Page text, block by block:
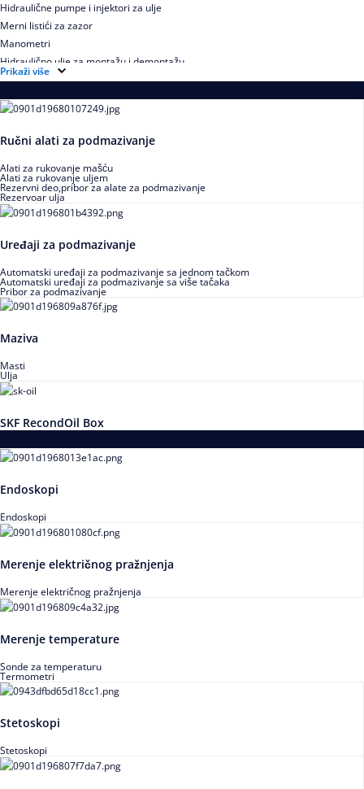
Hidraulične pumpe i injektori za ulje
Merni listići za zazor
Manometri
Hidraulično ulje za montažu i demontažu
Prikaži više
Ručni alati za podmazivanje
Alati za rukovanje mašću
Alati za rukovanje uljem
Rezervni deo,pribor za alate za podmazivanje
Rezervoar ulja
Uređaji za podmazivanje
Automatski uređaji za podmazivanje sa jednom tačkom
Automatski uređaji za podmazivanje sa više tačaka
Pribor za podmazivanje
Maziva
Masti
Ulja
SKF RecondOil Box
Endoskopi
Endoskopi
Merenje električnog pražnjenja
Merenje električnog pražnjenja
Merenje temperature
Sonde za temperaturu
Termometri
Stetoskopi
Stetoskopi